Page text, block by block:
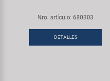
Nro. artículo: 680303
DETALLES